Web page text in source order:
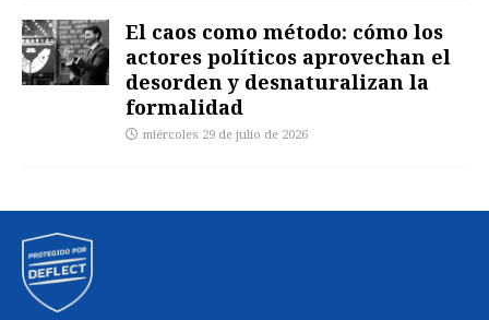
El caos como método: cómo los
actores políticos aprovechan el
desorden y desnaturalizan la
formalidad
miércoles 29 de julio de 2026